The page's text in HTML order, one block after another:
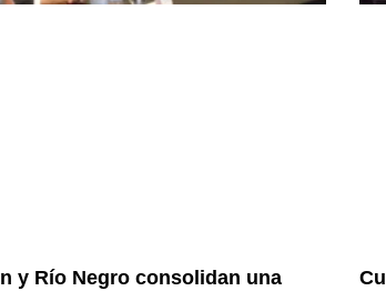
y Río Negro consolidan una